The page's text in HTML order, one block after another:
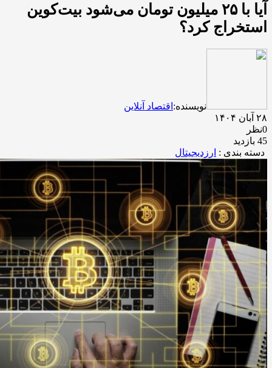
آیا با ۲۵ میلیون تومان می‌شود بیت‌کوین
استخراج کرد؟
نویسنده: اقتصاد آنلاین
۲۸ آبان ۱۴۰۴
0نظر
45 بازدید
دسته بندی : ارزدیجیتال